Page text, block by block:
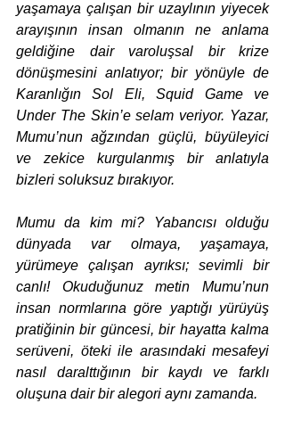
yaşamaya çalışan bir uzaylının yiyecek
arayışının insan olmanın ne anlama
geldiğine dair varoluşsal bir krize
dönüşmesini anlatıyor; bir yönüyle de
Karanlığın Sol Eli, Squid Game ve
Under The Skin’e selam veriyor. Yazar,
Mumu’nun ağzından güçlü, büyüleyici
ve zekice kurgulanmış bir anlatıyla
bizleri soluksuz bırakıyor.
Mumu da kim mi? Yabancısı olduğu
dünyada var olmaya, yaşamaya,
yürümeye çalışan ayrıksı; sevimli bir
canlı! Okuduğunuz metin Mumu’nun
insan normlarına göre yaptığı yürüyüş
pratiğinin bir güncesi, bir hayatta kalma
serüveni, öteki ile arasındaki mesafeyi
nasıl daralttığının bir kaydı ve farklı
oluşuna dair bir alegori aynı zamanda.